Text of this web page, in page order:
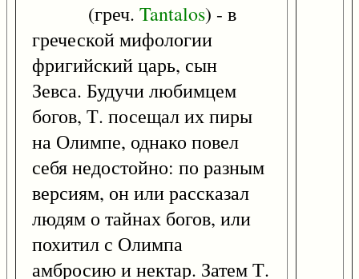
(греч. Tantalos) - в
греческой мифологии
фригийский царь, сын
Зевса. Будучи любимцем
богов, Т. посещал их пиры
на Олимпе, однако повел
себя недостойно: по разным
версиям, он или рассказал
людям о тайнах богов, или
похитил с Олимпа
амбросию и нектар. Затем Т.